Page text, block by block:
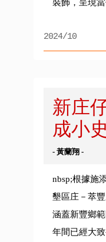
裝飾，呈現
2024/10
新庄
成小
- 黃蘭翔 -
nbsp;根據施
墾區庄－萃
涵蓋新豐鄉
年間已經大